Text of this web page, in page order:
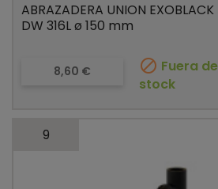
ABRAZADERA UNION EXOBLACK
DW 316L ø 150 mm
Precio
8,60 €  Fuera de
stock
9